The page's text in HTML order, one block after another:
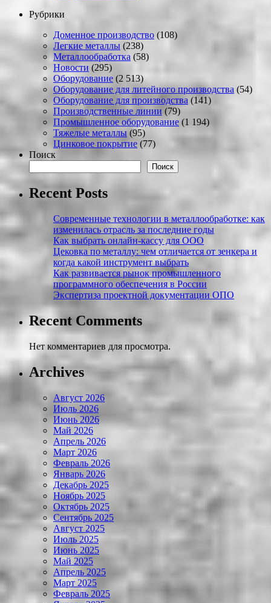
Рубрики
Доменное производство (108)
Легкие металлы (238)
Металлообработка (58)
Новости (295)
Оборудование (2 513)
Оборудование для литейного производства (54)
Оборудование для производства (141)
Производственные линии (79)
Промышленное оборудование (1 194)
Тяжелые металлы (95)
Цинковое покрытие (77)
Поиск
Поиск
Recent Posts
Современные технологии в металлообработке: как
изменилась отрасль за последние годы
Как выбрать онлайн-кассу для ООО
Цековка по металлу: чем отличается от зенкера и
когда какой инструмент выбрать
Как развивается рынок промышленного
программного обеспечения в России
Экспертиза проектной документации ОПО
Recent Comments
Нет комментариев для просмотра.
Archives
Август 2026
Июль 2026
Июнь 2026
Май 2026
Апрель 2026
Март 2026
Февраль 2026
Январь 2026
Декабрь 2025
Ноябрь 2025
Октябрь 2025
Сентябрь 2025
Август 2025
Июль 2025
Июнь 2025
Май 2025
Апрель 2025
Март 2025
Февраль 2025